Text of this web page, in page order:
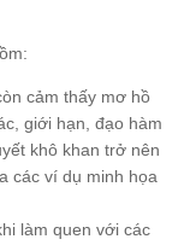
cảm thấy mơ hồ
giới hạn, đạo hàm
khô khan trở nên
các ví dụ minh họa
làm quen với các